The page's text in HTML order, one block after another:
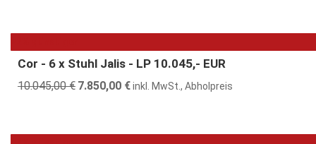
2.410,00 €
1.850,00 €.
Cor - 6 x Stuhl Jalis - LP 10.045,- EUR
10.045,00€ Ursprünglicher
10.045,00 €
7.850,00 €Aktueller
7.850,00 €.
inkl. MwSt., Abholpreis